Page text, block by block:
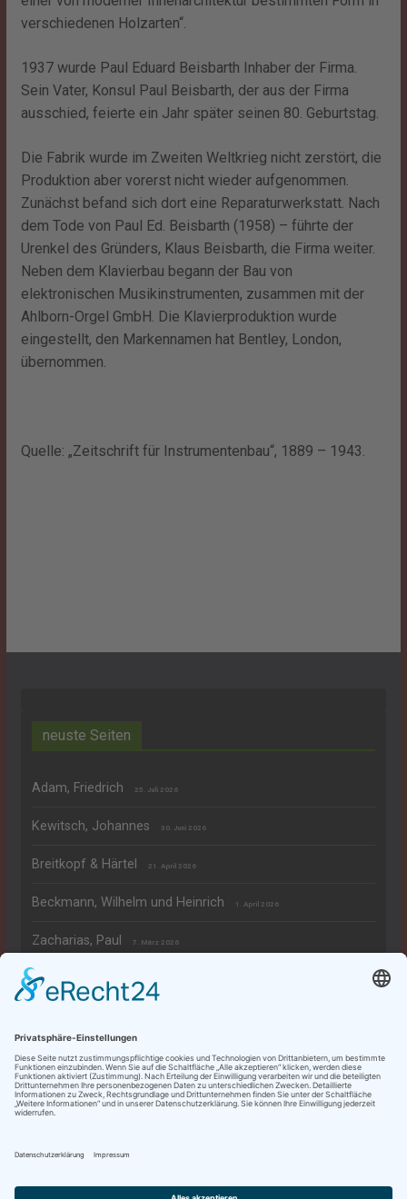
verschiedenen Holzarten“.
1937 wurde Paul Eduard Beisbarth Inhaber der Firma.
Sein Vater, Konsul Paul Beisbarth, der aus der Firma
ausschied, feierte ein Jahr später seinen 80. Geburtstag.
Die Fabrik wurde im Zweiten Weltkrieg nicht zerstört, die
Produktion aber vorerst nicht wieder aufgenommen.
Zunächst befand sich dort eine Reparaturwerkstatt. Nach
dem Tode von Paul Ed. Beisbarth (1958) – führte der
Urenkel des Gründers, Klaus Beisbarth, die Firma weiter.
Neben dem Klavierbau begann der Bau von
elektronischen Musikinstrumenten, zusammen mit der
Ahlborn-Orgel GmbH. Die Klavierproduktion wurde
eingestellt, den Markennamen hat Bentley, London,
übernommen.
Quelle: „Zeitschrift für Instrumentenbau“, 1889 – 1943.
neuste Seiten
Adam, Friedrich 25. Juli 2026
Kewitsch, Johannes 30. Juni 2026
Breitkopf & Härtel 21. April 2026
Beckmann, Wilhelm und Heinrich 1. April 2026
Zacharias, Paul 7. März 2026
Rechtliches
Datenschutzerklärung
Impressum